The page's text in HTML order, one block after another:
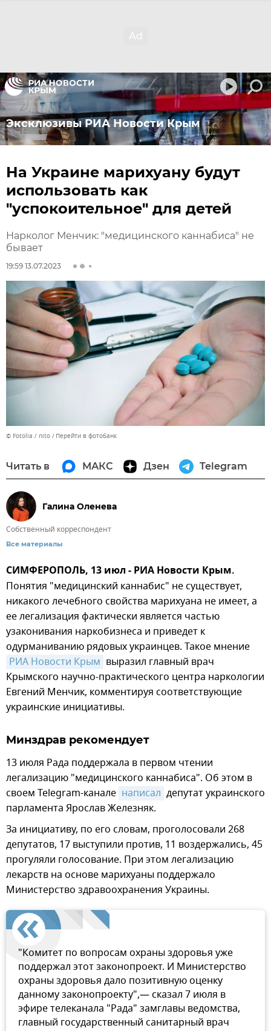
Эксклюзивы РИА Новости Крым
На Украине марихуану будут
использовать как
"успокоительное" для детей
Нарколог Менчик: "медицинского каннабиса" не
бывает
19:59 13.07.2023
© Fotolia / nito Перейти в фотобанк
Читать в МАКС Дзен Telegram
Галина Оленева
Собственный корреспондент
Все материалы
СИМФЕРОПОЛЬ, 13 июл - РИА Новости Крым.
Понятия "медицинский каннабис" не существует,
никакого лечебного свойства марихуана не имеет, а
ее легализация фактически является частью
узаконивания наркобизнеса и приведет к
одурманиванию рядовых украинцев. Такое мнение
РИА Новости Крым выразил главный врач
Крымского научно-практического центра наркологии
Евгений Менчик, комментируя соответствующие
украинские инициативы.
Минздрав рекомендует
13 июля Рада поддержала в первом чтении
легализацию "медицинского каннабиса". Об этом в
своем Telegram-канале написал депутат украинского
парламента Ярослав Железняк.
За инициативу, по его словам, проголосовали 268
депутатов, 17 выступили против, 11 воздержались, 45
прогуляли голосование. При этом легализацию
лекарств на основе марихуаны поддержало
Министерство здравоохранения Украины.
"Комитет по вопросам охраны здоровья уже
поддержал этот законопроект. И Министерство
охраны здоровья дало позитивную оценку
данному законопроекту",— сказал 7 июля в
эфире телеканала "Рада" замглавы ведомства,
главный государственный санитарный врач